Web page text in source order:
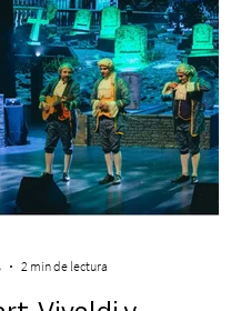
Harris, Boris Bre
2 min de lectura